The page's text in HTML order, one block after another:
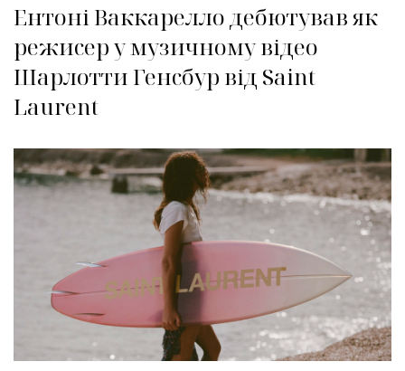
Ентоні Ваккарелло дебютував як
режисер у музичному відео
Шарлотти Генсбур від Saint
Laurent